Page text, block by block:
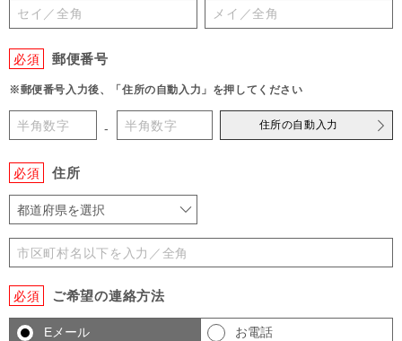
必須 郵便番号
※郵便番号入力後、「住所の自動入力」を押してください
- 住所の自動入力
必須 住所
都道府県を選択
必須 ご希望の連絡方法
Eメール お電話